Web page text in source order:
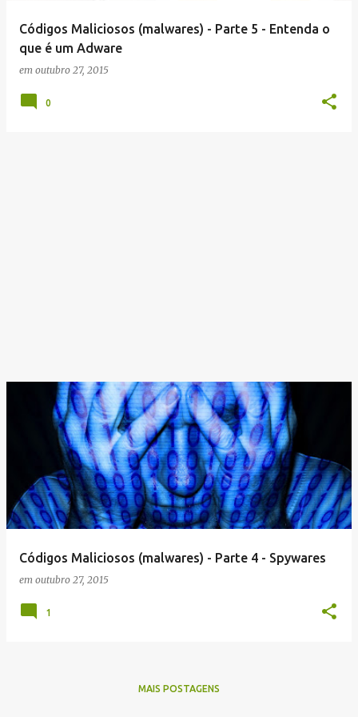
Códigos Maliciosos (malwares) - Parte 5 - Entenda o
que é um Adware
em outubro 27, 2015
0
Códigos Maliciosos (malwares) - Parte 4 - Spywares
em outubro 27, 2015
1
MAIS POSTAGENS